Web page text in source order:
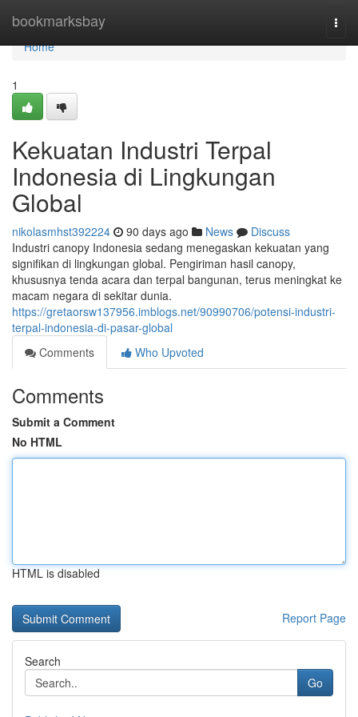
bookmarksbay
Home
Home
1
Kekuatan Industri Terpal
Indonesia di Lingkungan
Global
nikolasmhst392224 90 days ago News
Discuss
Industri canopy Indonesia sedang menegaskan kekuatan yang
signifikan di lingkungan global. Pengiriman hasil canopy,
khususnya tenda acara dan terpal bangunan, terus meningkat ke
macam negara di sekitar dunia.
https://gretaorsw137956.imblogs.net/90990706/potensi-industri-
terpal-indonesia-di-pasar-global
Comments
Who Upvoted
Comments
Submit a Comment
No HTML
HTML is disabled
Report Page
Search
Go